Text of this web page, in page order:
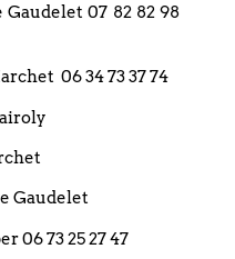
07 82 82 98
06 34 73 37 74
Gaudelet
06 73 25 27 47